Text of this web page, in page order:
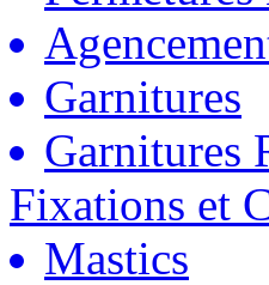
Garnitures
Garnitures
Fixations et
Mastics